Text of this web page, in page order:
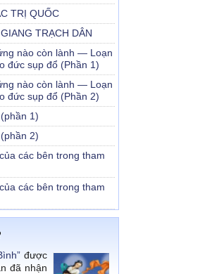
TRỊ QUỐC
TRẠCH DÂN
nào còn lành — Loạn
đức sụp đổ (Phần 1)
nào còn lành — Loạn
đức sụp đổ (Phần 2)
1)
2)
các bên trong tham
các bên trong tham
được
đã nhận